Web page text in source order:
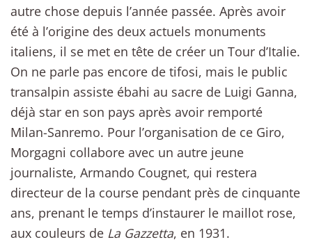
autre chose depuis l’année passée. Après avoir
été à l’origine des deux actuels monuments
italiens, il se met en tête de créer un Tour d’Italie.
On ne parle pas encore de tifosi, mais le public
transalpin assiste ébahi au sacre de Luigi Ganna,
déjà star en son pays après avoir remporté
Milan-Sanremo. Pour l’organisation de ce Giro,
Morgagni collabore avec un autre jeune
journaliste, Armando Cougnet, qui restera
directeur de la course pendant près de cinquante
ans, prenant le temps d’instaurer le maillot rose,
aux couleurs de La Gazzetta, en 1931.